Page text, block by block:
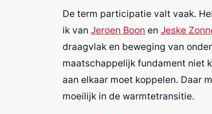
De term participatie valt vaak.
ik van Jeroen Boon en Jeske
draagvlak en beweging van
maatschappelijk fundament niet
aan elkaar moet koppelen. Daar
moeilijk in de warmtetransitie.